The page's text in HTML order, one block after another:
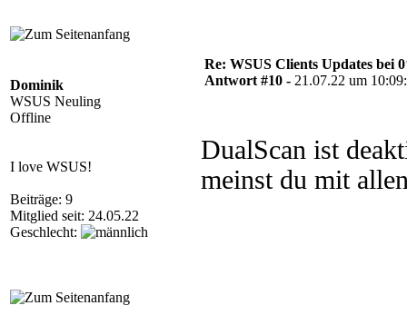
Dominik
WSUS Neuling
Offline
I love WSUS!
Beiträge: 9
Mitglied seit: 24.05.22
Geschlecht:
Re: WSUS Clients Updates bei
Antwort #10 - 21.07.22 um
DualScan ist
meinst du mit